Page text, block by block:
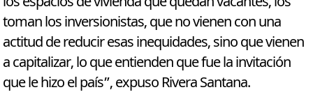
toman los inversionistas, que no vienen con una
actitud de reducir esas inequidades, sino que vienen
a capitalizar, lo que entienden que fue la invitación
que le hizo el país”, expuso Rivera Santana.